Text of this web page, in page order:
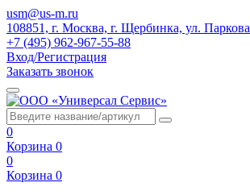
usm@us-m.ru
108851, г. Москва, г. Щербинка, ул.
+7 (495) 962-967-55-88
Вход/Регистрация
Заказать звонок
0
Корзина 0
0
Корзина 0